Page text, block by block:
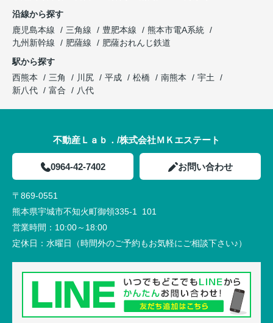
沿線から探す
鹿児島本線
三角線 豊肥本線
熊本市電A系統
九州新幹線
肥薩線
肥薩おれんじ鉄道
駅から探す
西熊本
三角 川尻 平成 松橋 南熊本
宇土
新八代
富合 八代
不動産Ｌａｂ．/株式会社ＭＫエステート
0964-42-7402 お問い合わせ
〒869-0551
熊本県宇城市不知火町御領335-1 101
営業時間： 10:00～18:00
定休日： 水曜日（時間外のご予約もお気軽にご相談下さい♪）